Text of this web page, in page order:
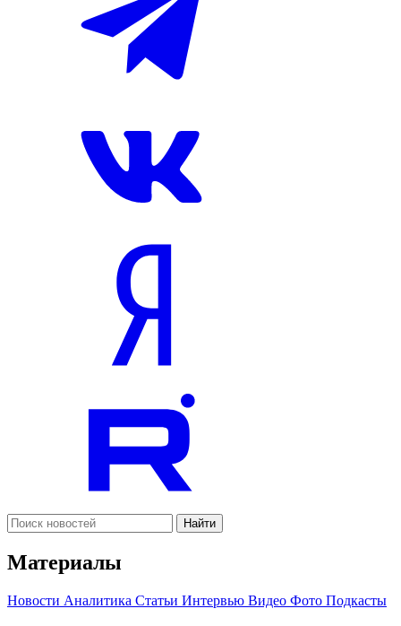
Найти
Материалы
Новости Аналитика Статьи Интервью Видео Фото Подкасты